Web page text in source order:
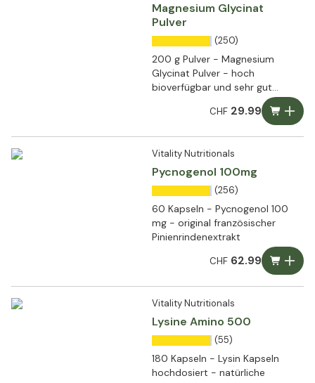
Magnesium Glycinat
Pulver
(250)
200 g Pulver - Magnesium
Glycinat Pulver - hoch
bioverfügbar und sehr gut
CHF29.99
Vitality Nutritionals
Pycnogenol 100mg
(256)
60 Kapseln - Pycnogenol 100
mg - original französischer
Pinienrindenextrakt
CHF62.99
Vitality Nutritionals
Lysine Amino 500
(55)
180 Kapseln - Lysin Kapseln
hochdosiert - natürliche